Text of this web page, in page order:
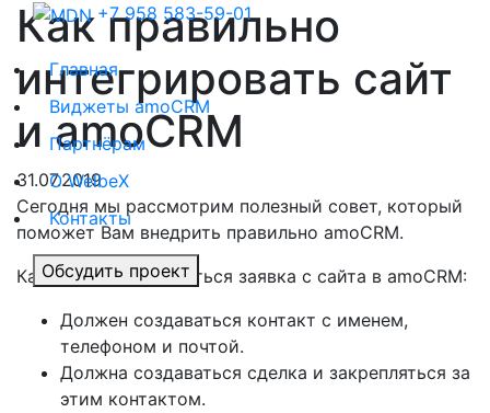
+7 958 583-59-01
Главная
Виджеты amoCRM
Партнёрам
О WelbeX
Контакты
Обсудить проект
Как правильно
интегрировать сайт
и amoCRM
31.07.2019
Сегодня мы рассмотрим полезный совет, который
поможет Вам внедрить правильно amoCRM.
Как должна добавляться заявка с сайта в amoCRM:
Должен создаваться контакт с именем,
телефоном и почтой.
Должна создаваться сделка и закрепляться за
этим контактом.